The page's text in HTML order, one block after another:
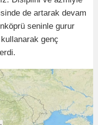
de artarak devam
seninle gurur
genç